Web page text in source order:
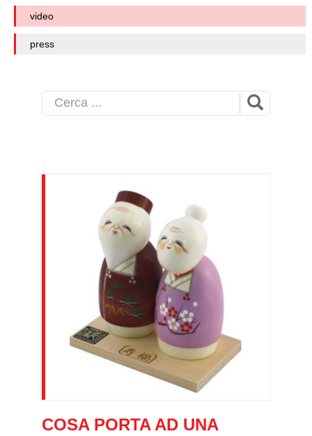
video
press
COSA PORTA AD UNA